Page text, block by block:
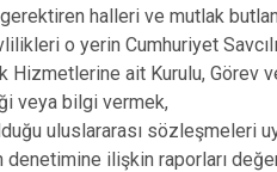
halleri ve mutlak
o yerin Cumhuriyet
ait Kurulu, Görev
veya bilgi vermek,
uluslararası sözleşmeleri
ilişkin raporları